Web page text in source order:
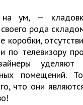
ум, —
рода
по телевизору
уделяют
помещений.
что они